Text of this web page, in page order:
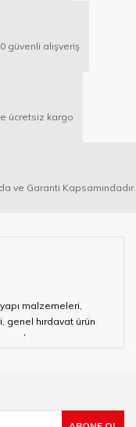
güvenli alışveriş
ücretsiz kargo
ve Garanti Kapsamındadır.
malzemeleri,
genel hırdavat ürün
tamamını
ile siz değerli